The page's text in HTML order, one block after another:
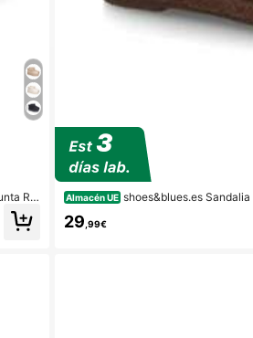
Re
Almacén UE shoes&blues.es
29 ,99€